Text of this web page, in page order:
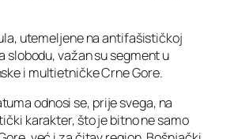
utemeljene na antifašističkoj
slobodu, važan su segment u
i multietničke Crne Gore.
odnosi se, prije svega, na
karakter, što je bitno ne samo